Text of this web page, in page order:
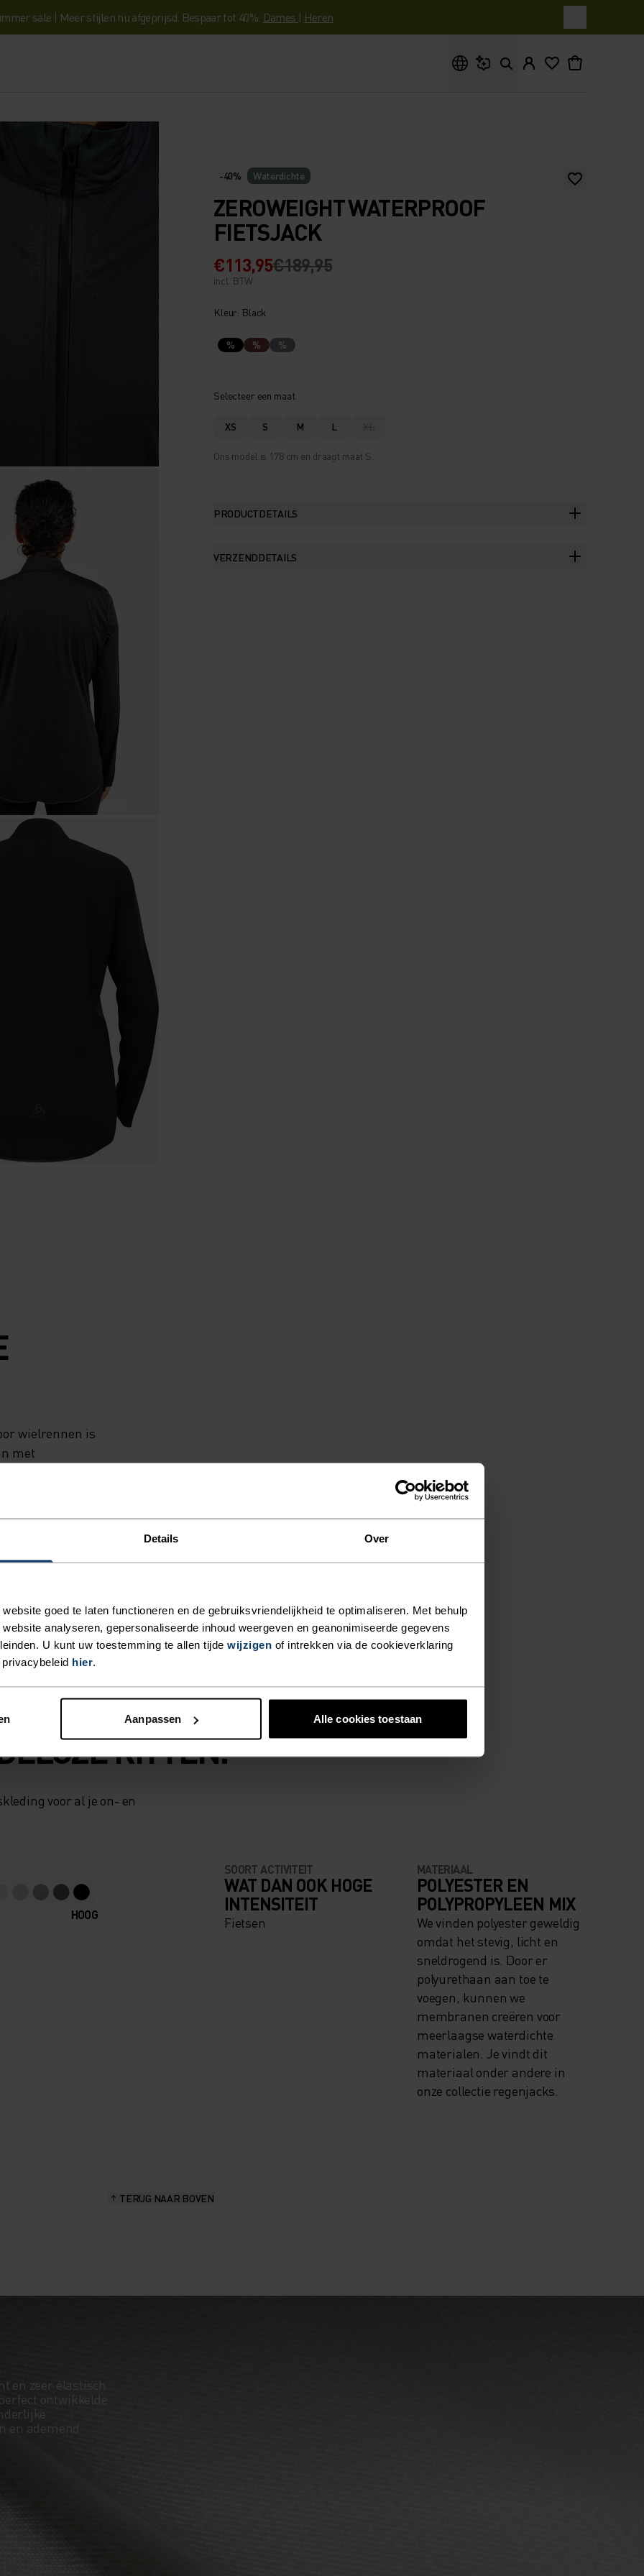
Details Over
goed te laten functioneren en de gebruiksvriendelijkheid te optimaliseren. Met behulp
analyseren, gepersonaliseerde inhoud weergeven en geanonimiseerde gegevens
U kunt uw toestemming te allen tijde wijzigen of intrekken via de cookieverklaring
hier.
Aanpassen Alle cookies toestaan
sale | Meer stijlen nu afgeprijsd. Bespaar tot 40%. Dames | Heren
-40% Waterdichte
ZEROWEIGHT WATERPROOF
FIETSJACK
€113,95€189,95
incl. BTW
Kleur: Black
% % %
Selecteer een maat
XS S M L XL
Ons model is 178 cm en draagt maat S.
PRODUCTDETAILS
VERZENDDETAILS
wielrennen is
met
Dit
en heeft
er slecht
bevat
reflecterende
op in
regent.
RITTEN.
voor al je on- en
HOOG
SOORT ACTIVITEIT
WAT DAN OOK HOGE
INTENSITEIT
Fietsen
MATERIAAL
POLYESTER EN
POLYPROPYLEEN MIX
We vinden polyester geweldig
omdat het stevig, licht en
sneldrogend is. Door er
polyurethaan aan toe te
voegen, kunnen we
membranen creëren voor
meerlaagse waterdichte
materialen. Je vindt dit
materiaal onder andere in
onze collectie regenjacks.
TERUG NAAR BOVEN
en zeer elastisch
ontwikkelde
en ademend